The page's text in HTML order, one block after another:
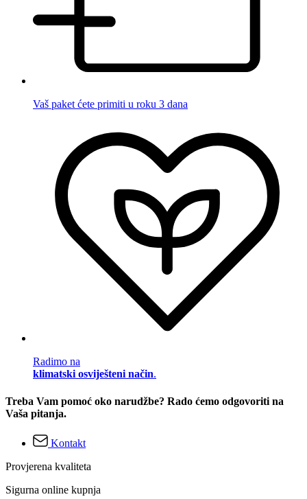
Vaš paket ćete primiti u roku 3 dana
Radimo na
klimatski osviješteni način.
Treba Vam pomoć oko narudžbe? Rado ćemo odgovoriti na
Vaša pitanja.
Kontakt
Provjerena kvaliteta
Sigurna online kupnja